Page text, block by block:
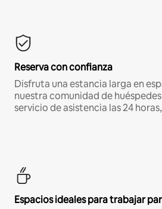
Reserva con confianza
Disfruta una estancia larga en
nuestra comunidad de
servicio de asistencia las 24
Espacios ideales para trabajar